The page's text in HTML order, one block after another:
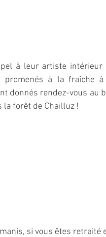
à leur artiste
à la fraîche à
donnés rendez-vous au
forêt de Chailluz !
si vous êtes retraité